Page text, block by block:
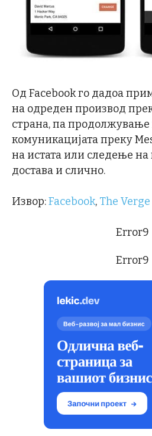
Од Facebook го дадоа
на одреден производ
страна, па продолжување
комуникацијата преку
на истата или следење
достава и слично.
Извор:Facebook, The Verge
Error9
Error9